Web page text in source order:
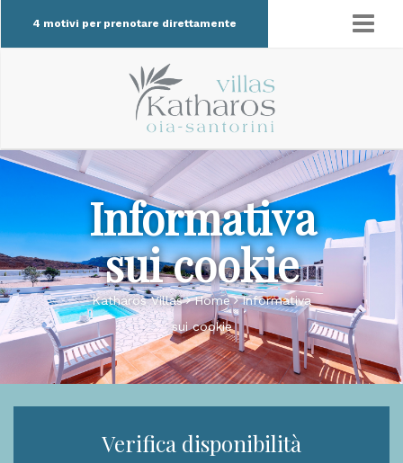
4 motivi per prenotare direttamente
Informativa
sui cookie
Katharos Villas Home
Informativa
sui cookie
Verifica disponibilità